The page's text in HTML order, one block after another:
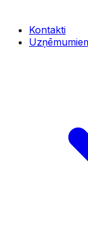
Kontakti